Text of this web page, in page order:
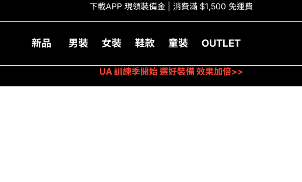
下載APP 現領裝備金 | 消費滿 $1,500 免運費
新品 男裝 女裝 鞋款 童裝 OUTLET
UA 訓練季開始 選好裝備 效果加倍>>